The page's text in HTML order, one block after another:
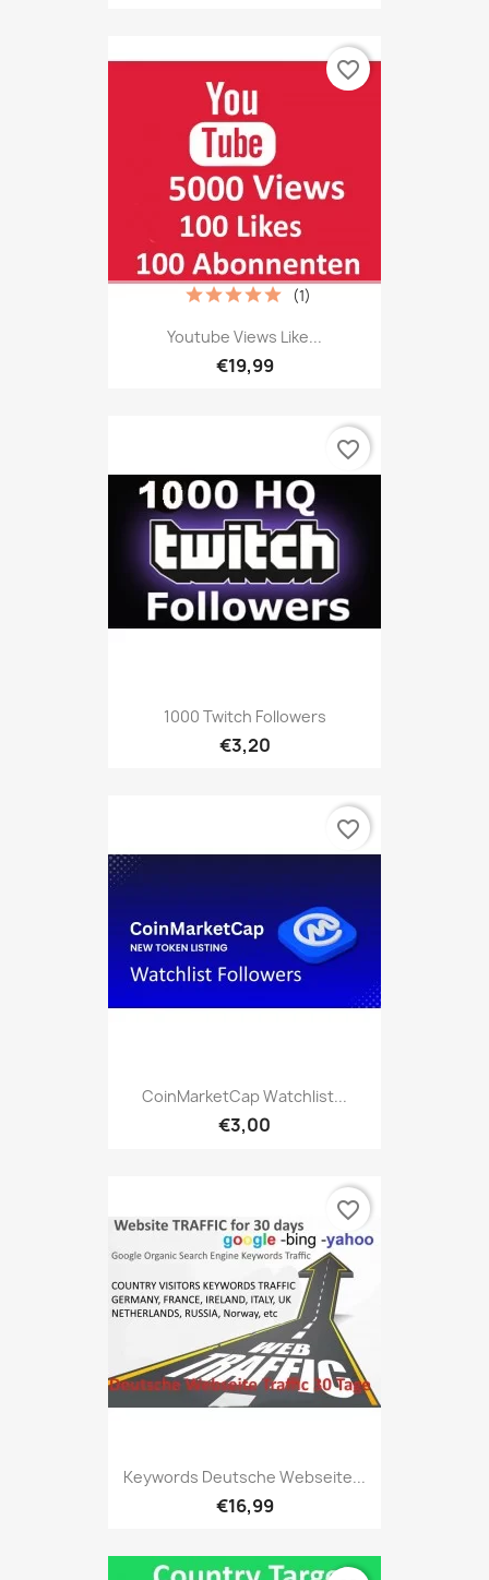
Youtube Views Like...
€19,99
(1)
favorite_border
1000 Twitch Followers
€3,20
favorite_border
CoinMarketCap Watchlist...
€3,00
favorite_border
Keywords Deutsche Webseite...
€16,99
favorite_border